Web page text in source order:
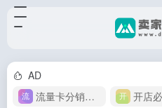
AD
流量卡分销代理